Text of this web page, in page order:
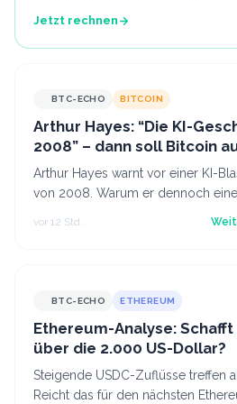
Jetzt rechnen
BTC-ECHO BITCOIN
Arthur Hayes: “Die KI-
2008” – dann soll Bitcoin
Arthur Hayes warnt vor einer KI-
von 2008. Warum er dennoch
einer Million US-Dollar für möglich…
vor 12 Std.
BTC-ECHO ETHEREUM
Ethereum-Analyse: Schafft
über die 2.000 US-Dollar?
Steigende USDC-Zuflüsse treffen
Reicht das für den nächsten